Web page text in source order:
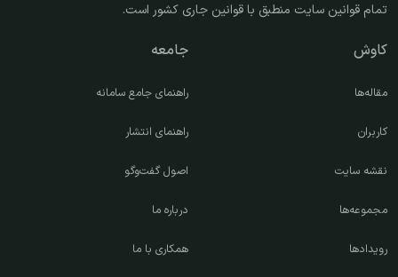
تمام قوانین سایت منطبق با قوانین جاری کشور است.
کاوش
مقاله‌ها
کاربران
نقشه سایت
مجموعه‌ها
رویدادها
جامعه
راهنمای جامع سامانه
راهنمای انتشار
اصول گفت‌وگو
درباره ما
همکاری با ما